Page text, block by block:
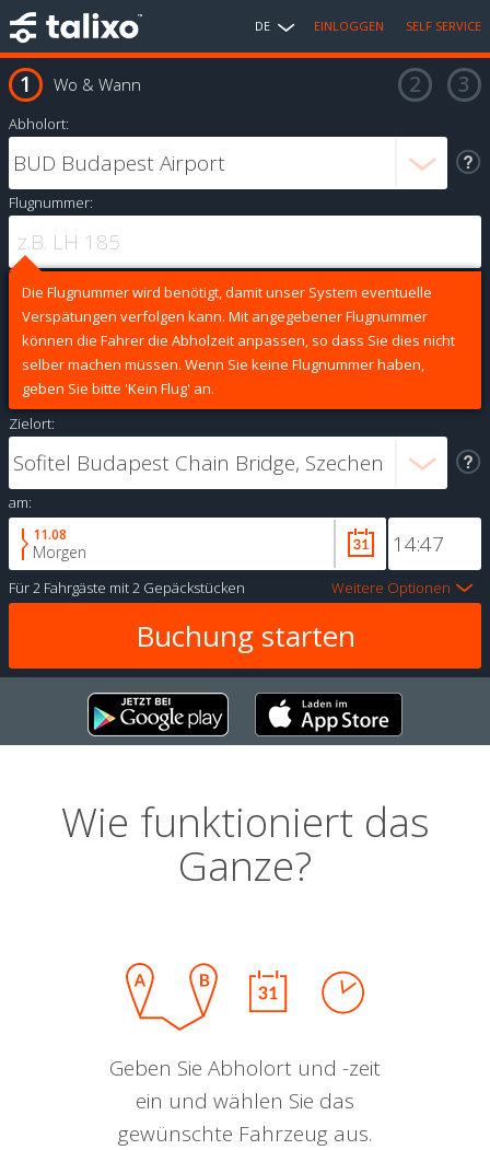
DE EINLOGGEN SELF SERVICE
Wo & Wann
Abholort:
Flugnummer:
Die Flugnummer wird benötigt, damit unser System eventuelle
Verspätungen verfolgen kann. Mit angegebener Flugnummer
können die Fahrer die Abholzeit anpassen, so dass Sie dies nicht
selber machen müssen. Wenn Sie keine Flugnummer haben,
geben Sie bitte 'Kein Flug' an.
Zielort:
am:
11.08
Morgen
Für2 Fahrgäste mit2 Gepäckstücken Weitere Optionen
Wie funktioniert das
Ganze?
Geben Sie Abholort und -zeit
ein und wählen Sie das
gewünschte Fahrzeug aus.